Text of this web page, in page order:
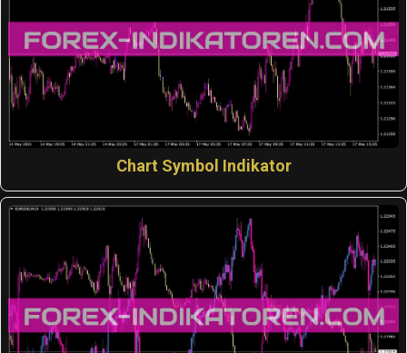
Chart Symbol Indikator